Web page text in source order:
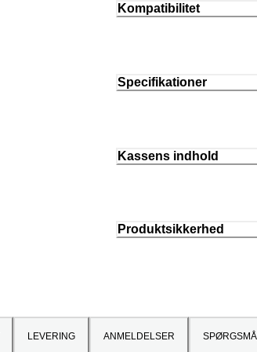
Kompatibilitet
Specifikationer
Kassens indhold
Produktsikkerhed
LEVERING ANMELDELSER